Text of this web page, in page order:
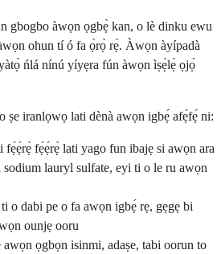
gbogbo àwọn ọgbẹ̀ kan, o lè dinku ewu
ohun tí ó fa ọ̀rọ̀ rẹ̀. Àwọn àyípadà
ńlá nínú yíyẹra fún àwọn ìṣẹ̀lẹ̀ ọjọ́
ṣe iranlọwọ lati dènà awọn igbẹ́ afẹ́fẹ́ ni:
fẹ́ẹ́rẹ̀ lati yago fun ibajẹ si awọn ara
lauryl sulfate, eyi ti o le ru awọn
o dabi pe o fa awọn igbẹ́ rẹ, gẹgẹ bi
ounjẹ ooru
awọn ọgbọn isinmi, adaṣe, tabi oorun to